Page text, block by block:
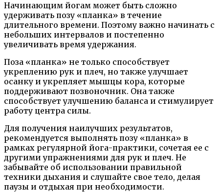
Начинающим йогам может быть сложно
удерживать позу «планка» в течение
длительного времени. Поэтому важно начинать с
небольших интервалов и постепенно
увеличивать время удержания.
Поза «планка» не только способствует
укреплению рук и плеч, но также улучшает
осанку и укрепляет мышцы кора, которые
поддерживают позвоночник. Она также
способствует улучшению баланса и стимулирует
работу центра силы.
Для получения наилучших результатов,
рекомендуется выполнять позу «планка» в
рамках регулярной йога-практики, сочетая ее с
другими упражнениями для рук и плеч. Не
забывайте об использовании правильной
техники дыхания и слушайте свое тело, делая
паузы и отдыхая при необходимости.